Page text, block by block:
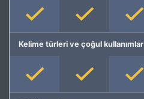
Kelime türleri ve çoğul kullanımlar